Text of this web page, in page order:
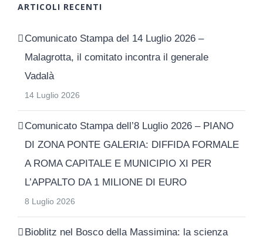
ARTICOLI RECENTI
Comunicato Stampa del 14 Luglio 2026 –
Malagrotta, il comitato incontra il generale
Vadalà
14 Luglio 2026
Comunicato Stampa dell’8 Luglio 2026 – PIANO
DI ZONA PONTE GALERIA: DIFFIDA FORMALE
A ROMA CAPITALE E MUNICIPIO XI PER
L’APPALTO DA 1 MILIONE DI EURO
8 Luglio 2026
Bioblitz nel Bosco della Massimina: la scienza